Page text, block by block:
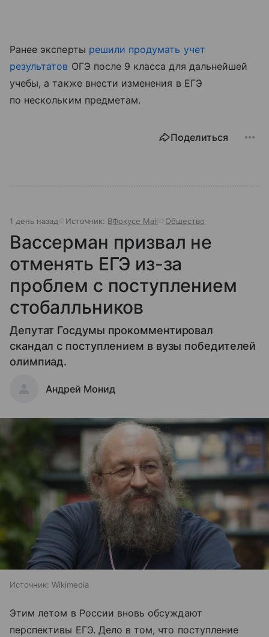
Ранее эксперты решили продумать учет
результатов ОГЭ после 9 класса для дальнейшей
учебы, а также внести изменения в ЕГЭ
по нескольким предметам.
Поделиться
1 день назад Источник: ВФокусе Mail Общество
Вассерман призвал не
отменять ЕГЭ из-за
проблем с поступлением
стобалльников
Депутат Госдумы прокомментировал
скандал с поступлением в вузы победителей
олимпиад.
Андрей Монид
Источник: Wikimedia
Этим летом в России вновь обсуждают
перспективы ЕГЭ. Дело в том, что поступление